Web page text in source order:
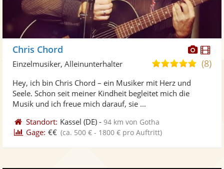
Chris Chord
5,0(8)
Einzelmusiker, Alleinunterhalter
Hey, ich bin Chris Chord – ein Musiker mit Herz und
Seele. Schon seit meiner Kindheit begleitet mich die
Musik und ich freue mich darauf, sie ...
Standort: Kassel (DE) -94 km von Gotha
Gage: €€ (ca. 500 € - 1800 € pro Auftritt)